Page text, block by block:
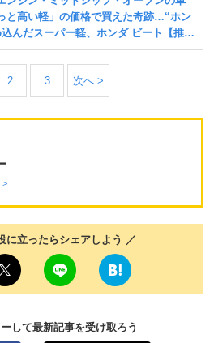
2 3 次へ >
>
に立ったらシェアしよう ／
して最新記事を受け取ろう